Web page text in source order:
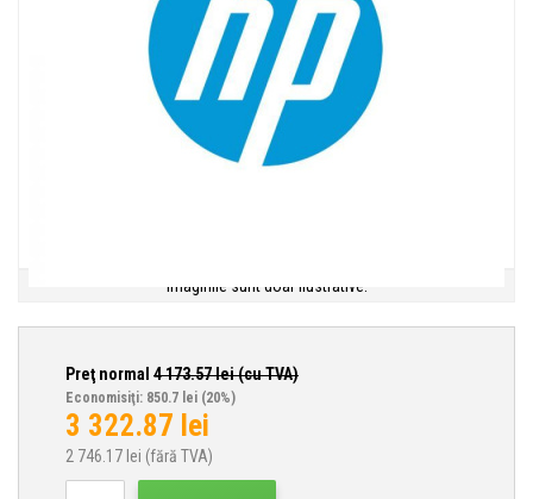
Imaginile sunt doar ilustrative.
Preţ normal 4 173.57lei (cu TVA)
Economisiţi: 850.7 lei (20%)
3 322.87 lei
2 746.17 lei (fără TVA)